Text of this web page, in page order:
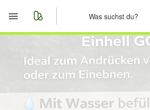
Merkliste
Nachrichten